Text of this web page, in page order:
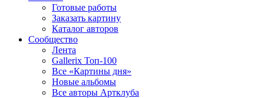
Готовые работы
Заказать картину
Каталог авторов
Сообщество
Лента
Gallerix Топ-100
Все «Картины дня»
Новые альбомы
Все авторы Артклуба